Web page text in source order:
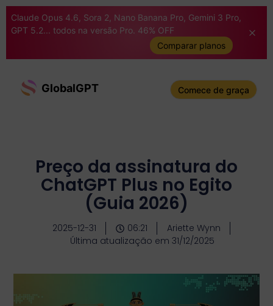
Claude Opus 4.6, Sora 2, Nano Banana Pro, Gemini 3 Pro,
GPT 5.2... todos na versão Pro. 46% OFF
Comparar planos
GlobalGPT Comece de graça
Preço da assinatura do
ChatGPT Plus no Egito
(Guia 2026)
2025-12-31 06:21
Ariette Wynn
Última atualização em 31/12/2025